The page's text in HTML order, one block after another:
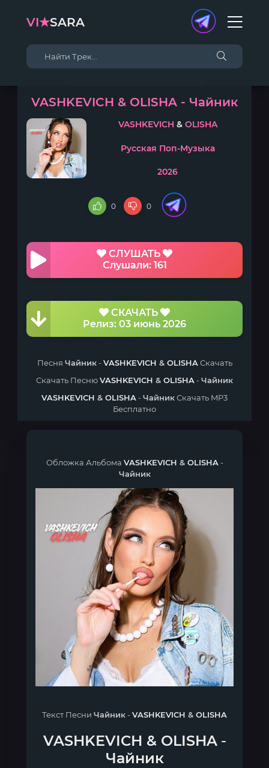
VI★SARA
VASHKEVICH & OLISHA - Чайник
VASHKEVICH & OLISHA
Русская Поп-Музыка
2026
0 0
СЛУШАТЬ
Слушали: 161
СКАЧАТЬ
Релиз: 03 июнь 2026
Песня Чайник-VASHKEVICH & OLISHAСкачать
Скачать ПеснюVASHKEVICH & OLISHA-Чайник
VASHKEVICH & OLISHA-ЧайникСкачать MP3
Бесплатно
Обложка Альбома VASHKEVICH & OLISHA-
Чайник
Текст Песни Чайник-VASHKEVICH & OLISHA
VASHKEVICH & OLISHA-
Чайник